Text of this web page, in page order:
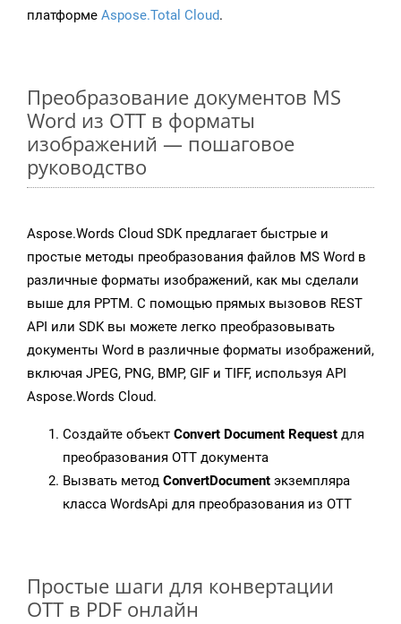
платформе Aspose.Total Cloud.
Преобразование документов MS
Word из OTT в форматы
изображений — пошаговое
руководство
Aspose.Words Cloud SDK предлагает быстрые и
простые методы преобразования файлов MS Word в
различные форматы изображений, как мы сделали
выше для PPTM. С помощью прямых вызовов REST
API или SDK вы можете легко преобразовывать
документы Word в различные форматы изображений,
включая JPEG, PNG, BMP, GIF и TIFF, используя API
Aspose.Words Cloud.
Создайте объект Convert Document Request для
преобразования OTT документа
Вызвать метод ConvertDocument экземпляра
класса WordsApi для преобразования из OTT
Простые шаги для конвертации
OTT в PDF онлайн